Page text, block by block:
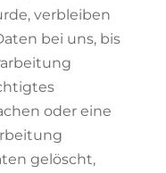
verbleiben
bei uns, bis
oder eine
gelöscht,